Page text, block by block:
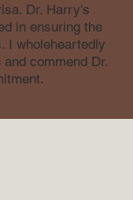
Dr. Harry's
in ensuring the
I wholeheartedly
commend Dr.